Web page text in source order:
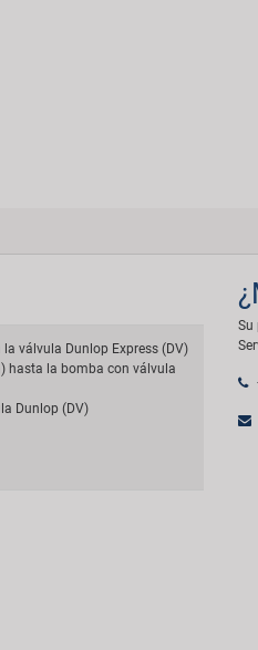
válvula Dunlop Express (DV)
hasta la bomba con válvula
Dunlop (DV)
Su